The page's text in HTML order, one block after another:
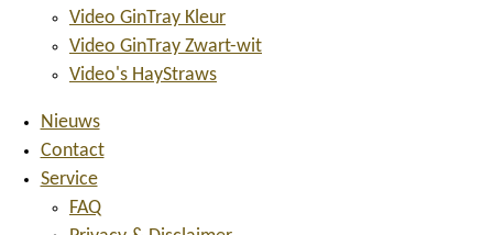
Video GinTray Kleur
Video GinTray Zwart-wit
Video's HayStraws
Nieuws
Contact
Service
FAQ